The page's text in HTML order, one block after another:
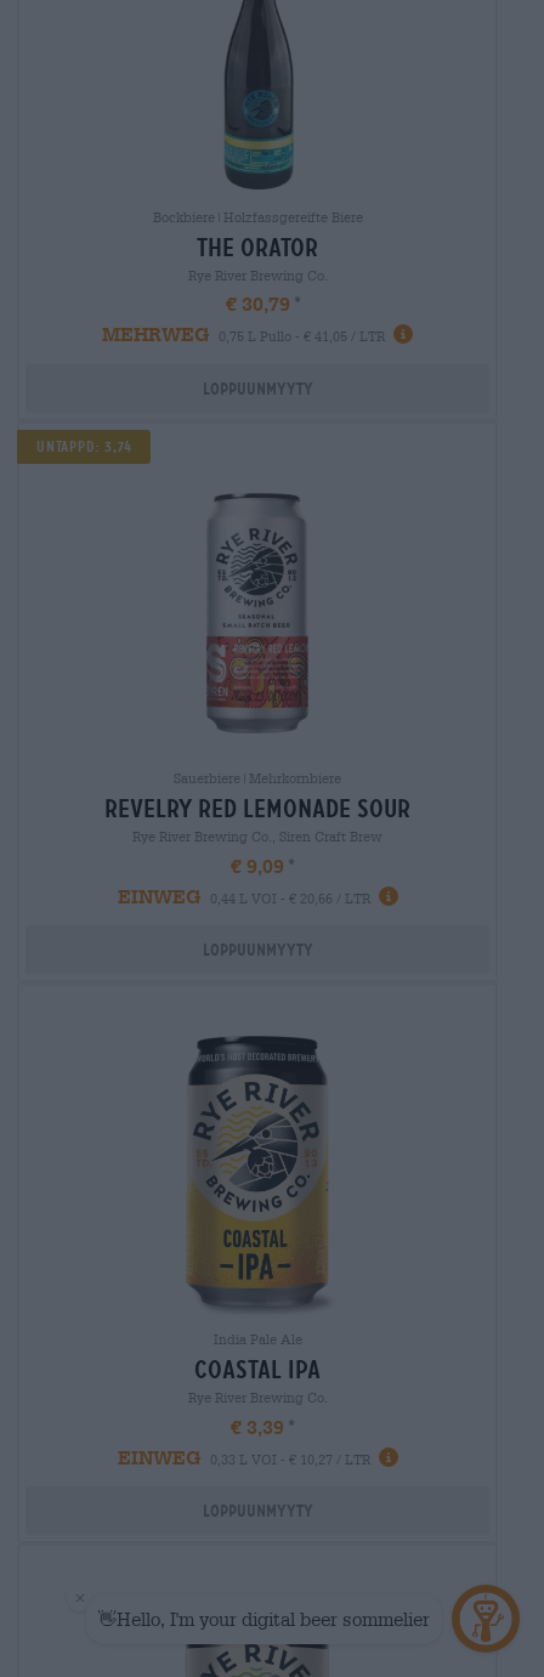
Bockbiere|Holzfassgereifte Biere
the orator
Rye River Brewing Co.
€ 30,79
MEHRWEG
0,75 L Pullo - € 41,05 / LTR
Loppuunmyyty
UNTAPPD: 3,74
Sauerbiere|Mehrkornbiere
revelry red lemonade sour
Rye River Brewing Co., Siren Craft Brew
€ 9,09
EINWEG
0,44 L VOI - € 20,66 / LTR
Loppuunmyyty
India Pale Ale
coastal ipa
Rye River Brewing Co.
€ 3,39
EINWEG
0,33 L VOI - € 10,27 / LTR
Loppuunmyyty